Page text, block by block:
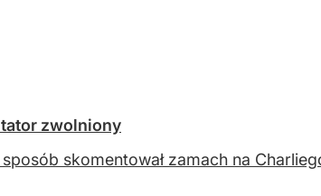
zwolniony
skomentował zamach na